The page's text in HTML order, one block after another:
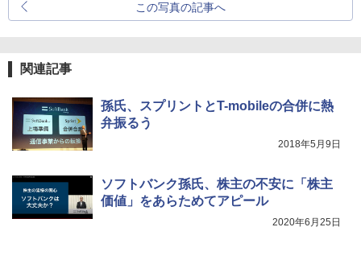
この写真の記事へ
関連記事
孫氏、スプリントとT-mobileの合併に熱
弁振るう
2018年5月9日
ソフトバンク孫氏、株主の不安に「株主
価値」をあらためてアピール
2020年6月25日